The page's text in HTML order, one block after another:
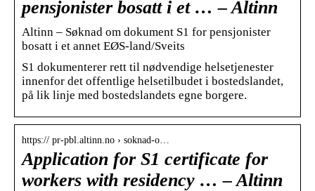
pensjonister bosatt i et … – Altinn
Altinn – Søknad om dokument S1 for pensjonister
bosatt i et annet EØS-land/Sveits
S1 dokumenterer rett til nødvendige helsetjenester
innenfor det offentlige helsetilbudet i bostedslandet,
på lik linje med bostedslandets egne borgere.
https:// pr-pbl.altinn.no › soknad-o…
Application for S1 certificate for
workers with residency … – Altinn